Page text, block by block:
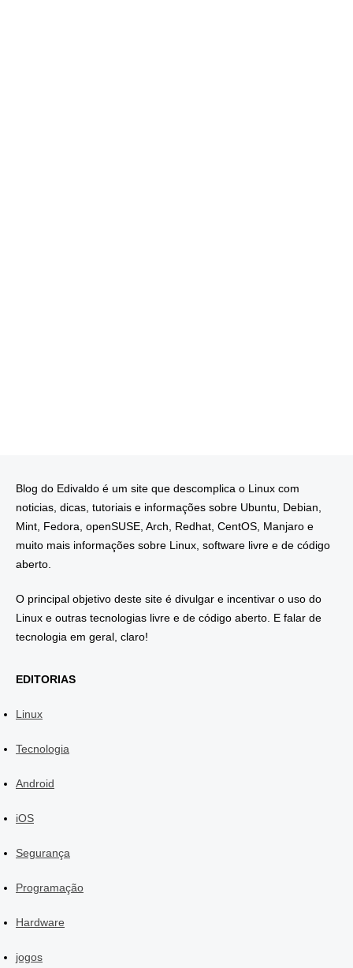
Blog do Edivaldo é um site que descomplica o Linux com
noticias, dicas, tutoriais e informações sobre Ubuntu, Debian,
Mint, Fedora, openSUSE, Arch, Redhat, CentOS, Manjaro e
muito mais informações sobre Linux, software livre e de código
aberto.
O principal objetivo deste site é divulgar e incentivar o uso do
Linux e outras tecnologias livre e de código aberto. E falar de
tecnologia em geral, claro!
EDITORIAS
Linux
Tecnologia
Android
iOS
Segurança
Programação
Hardware
jogos